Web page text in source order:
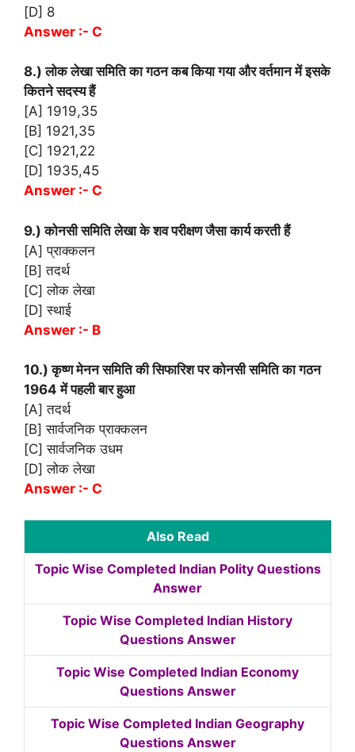
[D] 8
Answer :- C
8.) लोक लेखा समिति का गठन कब किया गया और वर्तमान में इसके
कितने सदस्य हैं
[A] 1919,35
[B] 1921,35
[C] 1921,22
[D] 1935,45
Answer :- C
9.) कोनसी समिति लेखा के शव परीक्षण जैसा कार्य करती हैं
[A] प्राक्कलन
[B] तदर्थ
[C] लोक लेखा
[D] स्थाई
Answer :- B
10.) कृष्ण मेनन समिति की सिफारिश पर कोनसी समिति का गठन
1964 में पहली बार हुआ
[A] तदर्थ
[B] सार्वजनिक प्राक्कलन
[C] सार्वजनिक उधम
[D] लोक लेखा
Answer :- C
Also Read
Topic Wise Completed Indian Polity Questions
Answer
Topic Wise Completed Indian History
Questions Answer
Topic Wise Completed Indian Economy
Questions Answer
Topic Wise Completed Indian Geography
Questions Answer